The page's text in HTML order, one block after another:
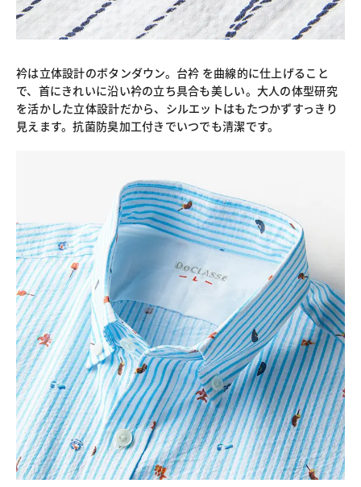
衿は立体設計のボタンダウン。台衿 を曲線的に仕上げること
で、首にきれいに沿い衿の立ち具合も美しい。大人の体型研究
を活かした立体設計だから、シルエットはもたつかずすっきり
見えます。抗菌防臭加工付きでいつでも清潔です。